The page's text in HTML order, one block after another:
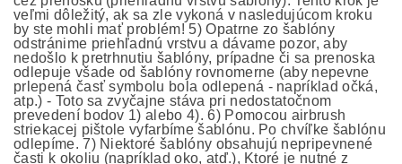
veľmi dôležitý, ak sa zle vykoná v nasledujúcom kroku
by ste mohli mať problém! 5) Opatrne zo šablóny
odstránime priehľadnú vrstvu a dávame pozor, aby
nedošlo k pretrhnutiu šablóny, prípadne či sa prenoska
odlepuje všade od šablóny rovnomerne (aby nepevne
prlepená časť symbolu bola odlepená - napríklad očká,
atp.) - Toto sa zvyčajne stáva pri nedostatočnom
prevedení bodov 1) alebo 4). 6) Pomocou airbrush
striekacej pištole vyfarbíme šablónu. Po chvíľke šablónu
odlepíme. 7) Niektoré šablóny obsahujú nepripevnené
časti k okoliu (napríklad oko, atď.), Ktoré je nutné z